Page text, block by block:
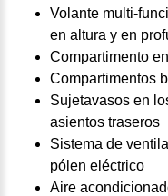
Volante multi-
en altura y en
Compartimento
Compartimentos
Sujetavasos en
asientos traseros
Sistema de
pólen eléctrico
Aire